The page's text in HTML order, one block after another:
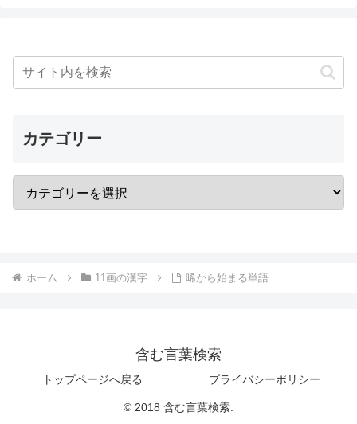
カテゴリー
ホーム 11画の漢字 晞から始まる単語
含む言葉検索
トップページへ戻る プライバシーポリシー
© 2018 含む言葉検索.